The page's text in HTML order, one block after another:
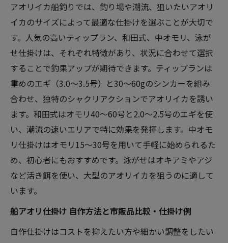
アオリイカ船釣りでは、釣り場や潮流、狙いたいアオリ
イカのサイズによって最適な仕掛けを選ぶことが大切で
す。人気の高いティップラン、和田式、中オモリ、泳が
せ仕掛けは、それぞれ特徴があり、状況に合わせて選択
することで釣果アップが期待できます。ティップランは
重めのエギ（3.0～3.5号）と30～60gのシンカーを組み
合わせ、独特のシャクリアクションでアオリイカを誘い
ます。和田式はオモリ40～60号と2.0～2.5号のエギを使
い、潮流の速いエリアで特に効果を発揮します。中オモ
リ仕掛けはオモリ15～30号を用いて手軽に始められるた
め、初心者にもおすすめです。泳がせはオキアミやアジ
など活き餌を使い、大型のアオリイカを狙うのに適して
います。
船アオリ仕掛け 自作方法と市販品比較・仕掛け例
自作仕掛けはコストを抑えたい方や細かい調整をしたい